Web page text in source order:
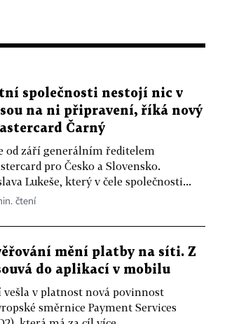
společnosti nestojí nic v
na ni připravení, říká nový
Čarný
od září generálním ředitelem
pro Česko a Slovensko.
Lukeše, který v čele společnosti...
čtení
mění platby na síti. Z
do aplikací v mobilu
v platnost nová povinnost
směrnice Payment Services